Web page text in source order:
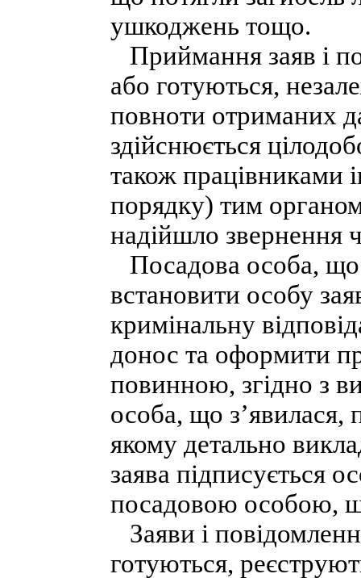
ушкоджень тощо.
Приймання заяв і
або готуються,
повноти отриманих
здійснюється
також працівниками
порядку) тим
надійшло звернення
Посадова особа, що
встановити особу
кримінальну
донос та оформити
повинною, згідно з
особа, що з’явилася,
якому детально
заява підписується
посадовою особою,
Заяви і
готуються,